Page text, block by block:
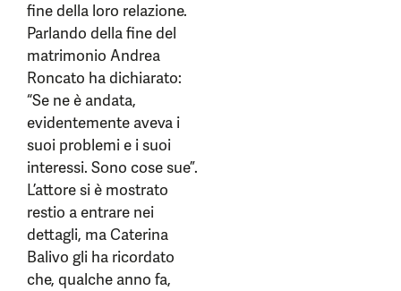
fine della loro relazione.
Parlando della fine del
matrimonio Andrea
Roncato ha dichiarato:
“Se ne è andata,
evidentemente aveva i
suoi problemi e i suoi
interessi. Sono cose sue”.
L’attore si è mostrato
restio a entrare nei
dettagli, ma Caterina
Balivo gli ha ricordato
che, qualche anno fa,